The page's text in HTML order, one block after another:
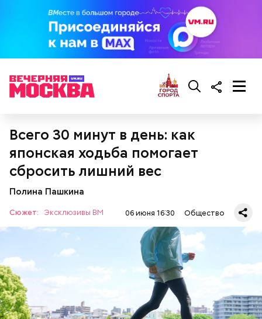
Всего 30 минут в день: как
японская ходьба помогает
сбросить лишний вес
Полина Пашкина
Сюжет: Эксклюзивы ВМ 06 июня 16:30 Общество
Курица с кабачками по-тайски
Ингредиенты: